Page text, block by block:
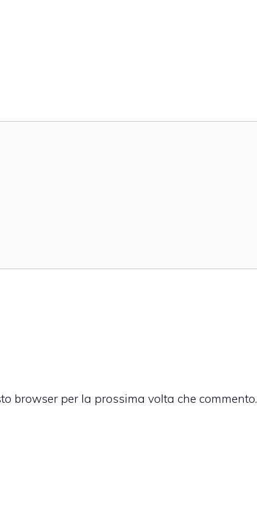
browser per la prossima volta che commento.